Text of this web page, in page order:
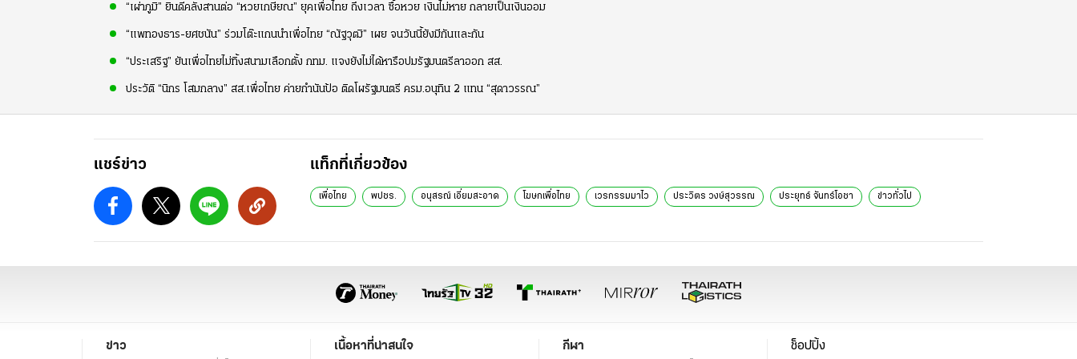
“เผ่าภูมิ” ยินดีคลังสานต่อ “หวยเกษียณ” ยุคเพื่อไทย ถึงเวลา ซื้อหวย เงินไม่หาย กลายเป็นเงินออม
“แพทองธาร-ยศชนัน” ร่วมโต๊ะแกนนำเพื่อไทย “ณัฐวุฒิ” เผย จนวันนี้ยังมีกันและกัน
“ประเสริฐ” ยันเพื่อไทยไม่ทิ้งสนามเลือกตั้ง กทม. แจงยังไม่ได้หารือปมรัฐมนตรีลาออก สส.
ประวัติ “นิกร โสมกลาง” สส.เพื่อไทย ค่ายกำนันป้อ ติดโผรัฐมนตรี ครม.อนุทิน 2 แทน “สุดาวรรณ”
แชร์ข่าว แท็กที่เกี่ยวข้อง
เพื่อไทย พปชร. อนุสรณ์ เอี่ยมสะอาด โฆษกเพื่อไทย เวรกรรมมาไว ประวิตร วงษ์สุวรรณ ประยุทธ์ จันทร์โอชา ข่าวทั่วไป
ข่าว เนื้อหาที่น่าสนใจ กีฬา ช็อปปิ้ง